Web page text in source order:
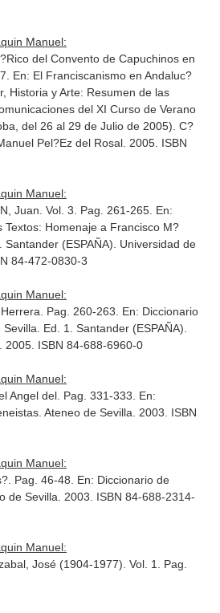
Manuel:
del Convento de Capuchinos en
En: El Franciscanismo en Andaluc?
Historia y Arte: Resumen de las
del XI Curso de Verano
del 26 al 29 de Julio de 2005) . C?
Pel?Ez del Rosal. 2005. ISBN
Manuel:
Juan. Vol. 3. Pag. 261-265. En:
Textos: Homenaje a Francisco M?
. Santander (ESPAÑA). Universidad de
84-472-0830-3
Manuel:
Pag. 260-263. En: Diccionario
Sevilla . Ed. 1. Santander (ESPAÑA).
2005. ISBN 84-688-6960-0
Manuel:
Angel del. Pag. 331-333. En:
. Ateneo de Sevilla. 2003. ISBN
Manuel:
Pag. 46-48. En: Diccionario de
de Sevilla. 2003. ISBN 84-688-2314-
Manuel:
José (1904-1977). Vol. 1. Pag.